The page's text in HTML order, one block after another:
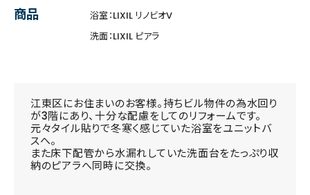
商品
浴室：LIXIL リノビオV
洗面：LIXIL ピアラ
江東区にお住まいのお客様。持ちビル物件の為水回り
が3階にあり、十分な配慮をしてのリフォームです。
元々タイル貼りで冬寒く感じていた浴室をユニットバ
スへ。
また床下配管から水漏れしていた洗面台をたっぷり収
納のピアラへ同時に交換。